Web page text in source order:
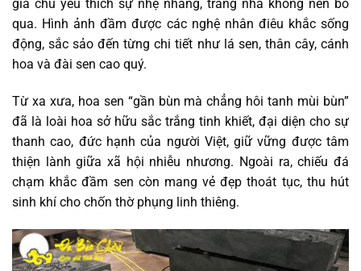
gia chủ yêu thích sự nhẹ nhàng, trang nhã không nên bỏ
qua. Hình ảnh đầm được các nghệ nhân điêu khắc sống
động, sắc sảo đến từng chi tiết như lá sen, thân cây, cánh
hoa và đài sen cao quý.
Từ xa xưa, hoa sen “gần bùn mà chẳng hôi tanh mùi bùn”
đã là loài hoa sở hữu sắc trắng tinh khiết, đại diện cho sự
thanh cao, đức hạnh của người Việt, giữ vững được tâm
thiện lành giữa xã hội nhiễu nhương. Ngoài ra, chiếu đá
chạm khắc đầm sen còn mang vẻ đẹp thoát tục, thu hút
sinh khí cho chốn thờ phụng linh thiêng.